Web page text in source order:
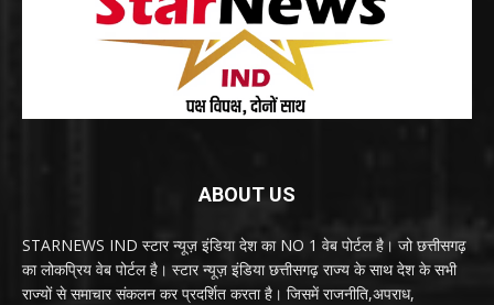
ABOUT US
STARNEWS IND स्टार न्यूज़ इंडिया देश का NO 1 वेब पोर्टल है। जो छत्तीसगढ़
का लोकप्रिय वेब पोर्टल है। स्टार न्यूज़ इंडिया छत्तीसगढ़ राज्य के साथ देश के सभी
राज्यों से समाचार संकलन कर प्रदर्शित करता है। जिसमें राजनीति,अपराध,